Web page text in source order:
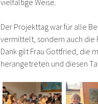
vielfältige Weise.
Der Projekttag war für alle
vermittelt, sondern auch die
Dank gilt Frau Gottfried, die
herangetreten und diesen